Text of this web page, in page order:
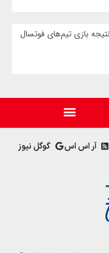
نتیجه بازی تیم‌های فوتسال
آر اس اس گوگل نیوز